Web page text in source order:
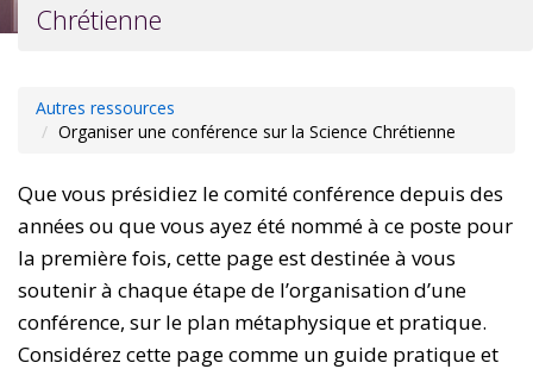
Chrétienne
Autres ressources
Organiser une conférence sur la Science Chrétienne
Que vous présidiez le comité conférence depuis des
années ou que vous ayez été nommé à ce poste pour
la première fois, cette page est destinée à vous
soutenir à chaque étape de l’organisation d’une
conférence, sur le plan métaphysique et pratique.
Considérez cette page comme un guide pratique et